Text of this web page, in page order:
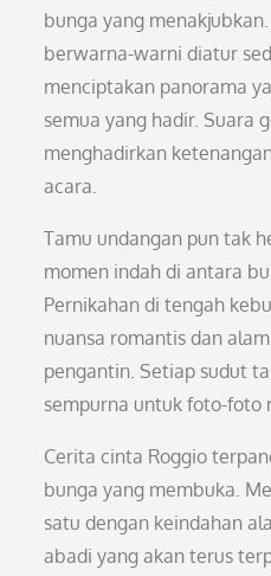
bunga yang
berwarna-warni diatur
menciptakan panorama
semua yang hadir. Suara
menghadirkan
acara.
Tamu undangan pun tak
momen indah di antara
Pernikahan di tengah
nuansa romantis dan
pengantin. Setiap sudut
sempurna untuk foto-foto
Cerita cinta Roggio
bunga yang membuka.
satu dengan keindahan
abadi yang akan terus